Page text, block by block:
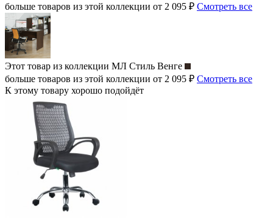
больше товаров из этой коллекции от 2 095 ₽ Смотреть все
Этот товар из коллекции МЛ Стиль Венге
больше товаров из этой коллекции от 2 095 ₽ Смотреть все
К этому товару хорошо подойдёт